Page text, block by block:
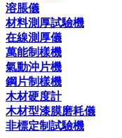
溶脹儀
材料測厚試驗機
在線測厚儀
萬能制樣機
氣動沖片機
鋼片制樣機
木材硬度計
木材型漆膜磨耗儀
非標定制試驗機